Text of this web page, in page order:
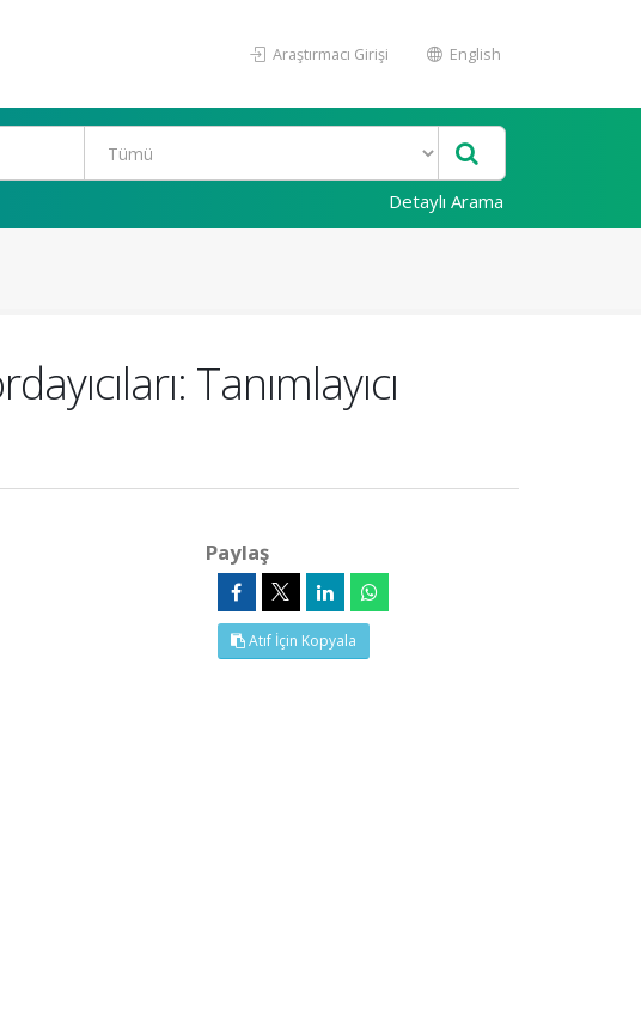
Araştırmacı Girişi English
Detaylı Arama
Tanımlayıcı
Paylaş
Atıf İçin Kopyala